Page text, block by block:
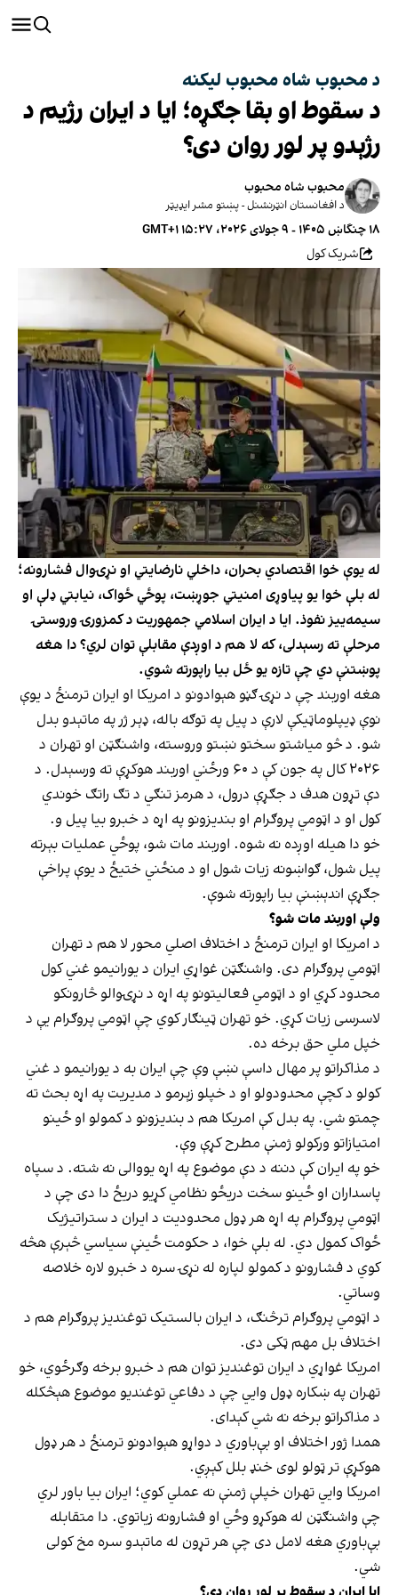
د محبوب شاه محبوب لیکنه
د سقوط او بقا جګړه؛ ایا د ایران رژیم د
رژېدو پر لور روان دی؟
محبوب‌ شاه محبوب
د افغانستان انټرنشنل - پښتو مشر ایډیټر
۱۸ چنگاښ ۱۴۰۵ - ۹ جولای ۲۰۲۶، ۱۵:۲۷ GMT+۱
شریک کول
له یوې خوا اقتصادي بحران، داخلي نارضایتي او نړۍوال فشارونه؛
له بلې خوا یو پیاوړی امنیتي جوړښت، پوځي ځواک، نیابتي ډلې او
سیمه‌ییز نفوذ. ایا د ایران اسلامي جمهوریت د کمزورۍ وروستۍ
مرحلې ته رسېدلی، که لا هم د اوږدې مقابلې توان لري؟ دا هغه
پوښتنې دي چې تازه یو ځل بیا راپورته شوي.
هغه اوربند چې د نړۍ ګڼو هېوادونو د امریکا او ایران ترمنځ د یوې
نوې ډیپلوماټیکې لارې د پیل په توګه باله، ډېر ژر په ماتېدو بدل
شو. د څو میاشتو سختو نښتو وروسته، واشنګټن او تهران د
۲۰۲۶ کال په جون کې د ۶۰ ورځني اوربند هوکړې ته ورسېدل. د
دې تړون هدف د جګړې درول، د هرمز تنګي د تګ راتګ خوندي
کول او د اټومي پروګرام او بندیزونو په اړه د خبرو بیا پیل و.
خو دا هیله اوږده نه شوه. اوربند مات شو، پوځي عملیات بېرته
پیل شول، ګواښونه زیات شول او د منځني ختیځ د یوې پراخې
جګړې اندېښنې بیا راپورته شوې.
ولې اوربند مات شو؟
د امریکا او ایران ترمنځ د اختلاف اصلي محور لا هم د تهران
اټومي پروګرام دی. واشنګټن غواړي ایران د یورانیمو غني کول
محدود کړي او د اټومي فعالیتونو په اړه د نړۍوالو څارونکو
لاسرسی زیات کړي. خو تهران ټینګار کوي چې اټومي پروګرام یې د
خپل ملي حق برخه ده.
د مذاکراتو پر مهال داسې نښې وې چې ایران به د یورانیمو د غني
کولو د کچې محدودولو او د خپلو زېرمو د مدیریت په اړه بحث ته
چمتو شي. په بدل کې امریکا هم د بندیزونو د کمولو او ځینو
امتیازاتو ورکولو ژمنې مطرح کړې وې.
خو په ایران کې دننه د دې موضوع په اړه یووالی نه شته. د سپاه
پاسداران او ځینو سخت دریځو نظامي کړیو دریځ دا دی چې د
اټومي پروګرام په اړه هر ډول محدودیت د ایران د ستراتیژیک
ځواک کمول دي. له بلې خوا، د حکومت ځینې سیاسي څېرې هڅه
کوي د فشارونو د کمولو لپاره له نړۍ سره د خبرو لاره خلاصه
وساتي.
د اټومي پروګرام ترڅنګ، د ایران بالستیک توغندیز پروګرام هم د
اختلاف بل مهم ټکی دی.
امریکا غواړي د ایران توغندیز توان هم د خبرو برخه وګرځوي، خو
تهران په ښکاره ډول وايي چې د دفاعي توغندیو موضوع هېڅکله
د مذاکراتو برخه نه شي کېدای.
همدا ژور اختلاف او بې‌باوري د دواړو هېوادونو ترمنځ د هر ډول
هوکړې تر ټولو لوی خنډ بلل کېږي.
امریکا وايي تهران خپلې ژمنې نه عملي کوي؛ ایران بیا باور لري
چې واشنګټن له هوکړو وځي او فشارونه زیاتوي. دا متقابله
بې‌باوري هغه لامل دی چې هر تړون له ماتېدو سره مخ کولی
شي.